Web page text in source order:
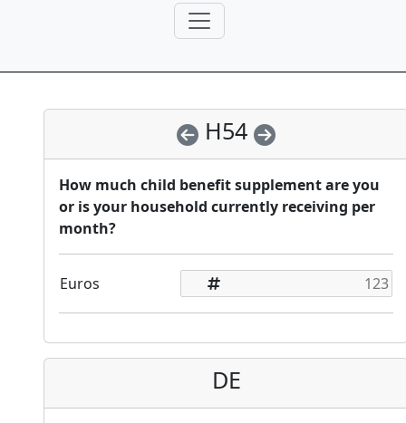
H54
How much child benefit supplement are you
or is your household currently receiving per
month?
Euros
DE